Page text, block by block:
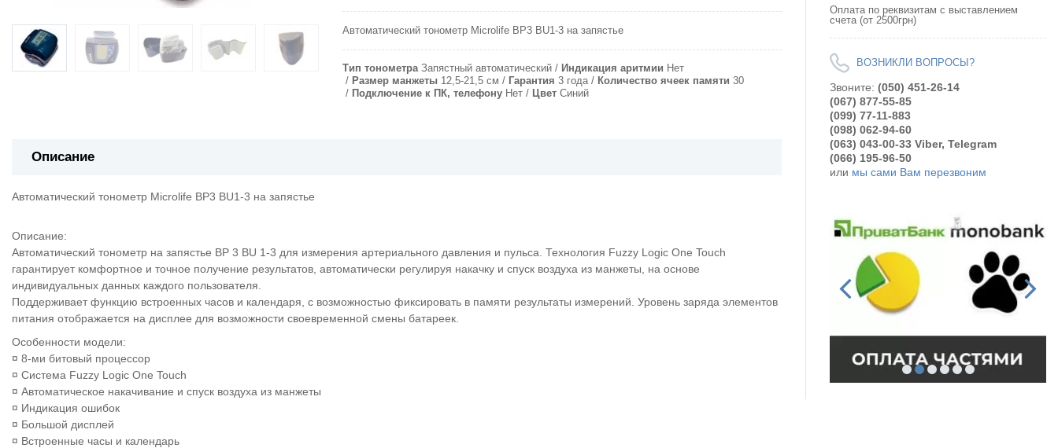
Автоматический тонометр Microlife BP3 BU1-3 на запястье
Тип тонометра Запястный автоматический Индикация аритмии Нет
Pазмер манжеты 12,5-21,5 см Гарантия 3 года Количество ячеек памяти 30
Подключение к ПК, телефону Нет Цвет Синий
Описание
Автоматический тонометр Microlife BP3 BU1-3 на запястье
Описание:
Автоматический тонометр на запястье BP 3 BU 1-3 для измерения артериального давления и пульса. Технология Fuzzy Logic One Touch
гарантирует комфортное и точное получение результатов, автоматически регулируя накачку и спуск воздуха из манжеты, на основе
индивидуальных данных каждого пользователя.
Поддерживает функцию встроенных часов и календаря, с возможностью фиксировать в памяти результаты измерений. Уровень заряда элементов
питания отображается на дисплее для возможности своевременной смены батареек.
Особенности модели:
¤ 8-ми битовый процессор
¤ Система Fuzzy Logic One Touch
¤ Автоматическое накачивание и спуск воздуха из манжеты
¤ Индикация ошибок
¤ Большой дисплей
¤ Встроенные часы и календарь
Оплата по реквизитам с выставлением
счета (от 2500грн)
ВОЗНИКЛИ ВОПРОСЫ?
Звоните: (050) 451-26-14
(067) 877-55-85
(099) 77-11-883
(098) 062-94-60
(063) 043-00-33 Viber, Telegram
(066) 195-96-50
или мы сами Вам перезвоним